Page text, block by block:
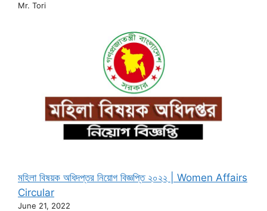
Mr. Tori
মহিলা বিষয়ক অধিদপ্তর নিয়োগ বিজ্ঞপ্তি ২০২২ | Women Affairs
Circular
June 21, 2022